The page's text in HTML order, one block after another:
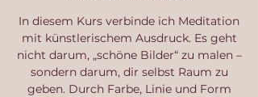
In diesem Kurs verbinde ich Meditation
mit künstlerischem Ausdruck. Es geht
nicht darum, „schöne Bilder“ zu malen –
sondern darum, dir selbst Raum zu
geben. Durch Farbe, Linie und Form